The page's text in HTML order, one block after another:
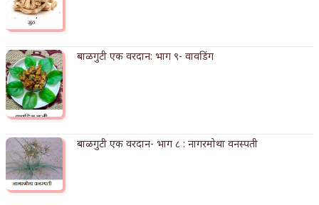
आदिवासींचा डॉक्टर, समाजसेवेचा ध्यास : डॉ. राहुल
४ जुलै – इतिहासात घडलेल्या महत्त्वाच्या घटना
बाळगुटी एक वरदान: भाग ९- वावडिंग
बाळगुटी एक वरदान- भाग ८ : नागरमोथा वनस्पती